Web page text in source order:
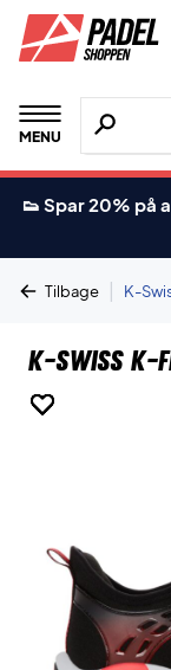
MENU
Søg
👟 Spar 20% på
Tilbage | K-
K-Swiss K-